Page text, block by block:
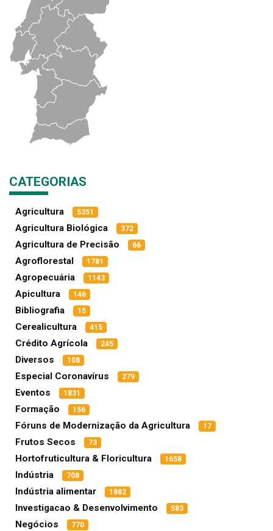
CATEGORIAS
Agricultura 5351
Agricultura Biológica 372
Agricultura de Precisão 66
Agroflorestal 1781
Agropecuária 1143
Apicultura 146
Bibliografia 15
Cerealicultura 415
Crédito Agrícola 245
Diversos 108
Especial Coronavírus 279
Eventos 1831
Formação 156
Fóruns de Modernização da Agricultura 17
Frutos Secos 73
Hortofruticultura & Floricultura 1658
Indústria 708
Indústria alimentar 1882
Investigacao & Desenvolvimento 583
Negócios 770